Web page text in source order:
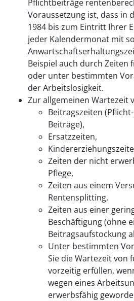
Pflichtbeiträge
Voraussetzung ist, dass in
1984 bis zum Eintritt Ihrer
jeder Kalendermonat mit
Beispiel auch durch Zeiten
oder unter bestimmten
der Arbeitslosigkeit.
Zur allgemeinen Wartezeit
Beitragszeiten
Beiträge),
Ersatzzeiten,
Zeiten der nicht
Pflege,
Zeiten aus einem
Rentensplitting,
Zeiten aus einer
Beschäftigung(ohne
Beitragsaufstockung
Unter bestimmten
Sie die Wartezeit von
vorzeitig erfüllen,
wegen eines
erwerbsfähig